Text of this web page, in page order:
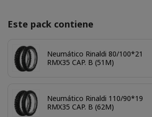
Este pack contiene
Neumático Rinaldi 80/100*21
RMX35 CAP. B (51M)
Neumático Rinaldi 110/90*19
RMX35 CAP. B (62M)